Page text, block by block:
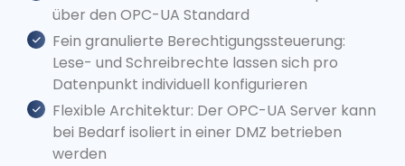
über den OPC-UA Standard
Fein granulierte Berechtigungssteuerung:
Lese- und Schreibrechte lassen sich pro
Datenpunkt individuell konfigurieren
Flexible Architektur: Der OPC-UA Server kann
bei Bedarf isoliert in einer DMZ betrieben
werden